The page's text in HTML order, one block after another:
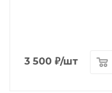
3 500 ₽/шт